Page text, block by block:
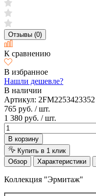
Отзывы (0)
К сравнению
В избранное
Нашли дешевле?
В наличии
Артикул: 2FM2253423352
765 руб. / шт.
1 380 руб. / шт.
В корзину
Купить в 1 клик
Обзор
Характеристики
Коллекция "Эрмитаж"